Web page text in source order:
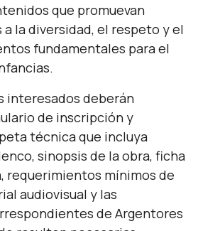
que promuevan
la diversidad, el respeto y el
fundamentales para el
interesados deberán
de inscripción y
técnica que incluya
sinopsis de la obra, ficha
requerimientos mínimos de
audiovisual y las
de Argentores